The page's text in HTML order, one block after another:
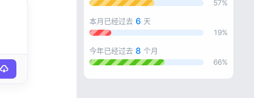
57%
本月已经过去 6 天
19%
今年已经过去 8 个月
66%